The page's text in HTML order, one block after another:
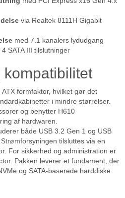
via Realtek 8111H Gigabit
med 7.1 kanalers lydudgang
4 SATA III tilslutninger
kompatibilitet
formfaktor, hvilket gør det
i mindre størrelser.
og benytter H610
af hardwaren.
både USB 3.2 Gen 1 og USB
tilsluttes via en
For sikkerhed og administration er
Pakken leverer et fundament, der
og SATA-baserede harddiske.